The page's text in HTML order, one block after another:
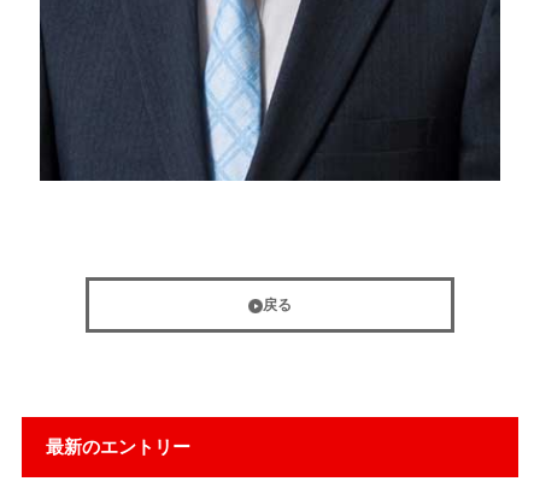
最新のエントリー
戻る